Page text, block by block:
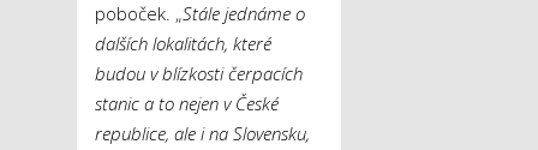
poboček. „Stále jednáme o
dalších lokalitách, které
budou v blízkosti čerpacích
stanic a to nejen v České
republice, ale i na Slovensku,